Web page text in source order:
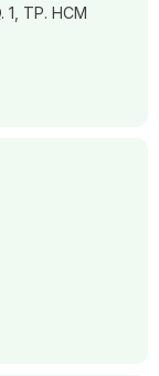
TP. HCM